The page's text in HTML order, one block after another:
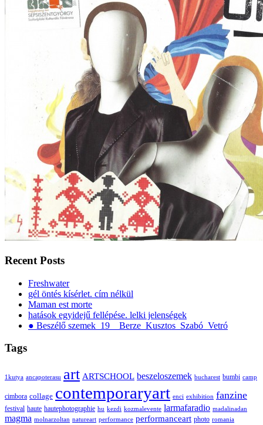
Recent Posts
Freshwater
gél öntés kísérlet. cím nélkül
Maman est morte
hatások egyidejű fellépése. lelki jelenségek
● Beszélő szemek_19__Berze_Kusztos_Szabó_Vetró
Tags
1kutya ancapoterasu art ARTSCHOOL beszeloszemek bucharest bumbi camp
cimbora collage contemporaryart enci exhibition fanzine
festival haute hautephotographie hu kezdi kozmalevente larmafaradio madalinadan
magma molnarzoltan natureart performance performanceart photo romania